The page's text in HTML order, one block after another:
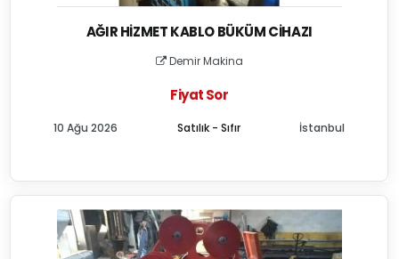
AĞIR HIZMET KABLO BÜKÜM CIHAZI
Demir Makina
Fiyat Sor
Satılık - Sıfır
10 Ağu 2026 İstanbul